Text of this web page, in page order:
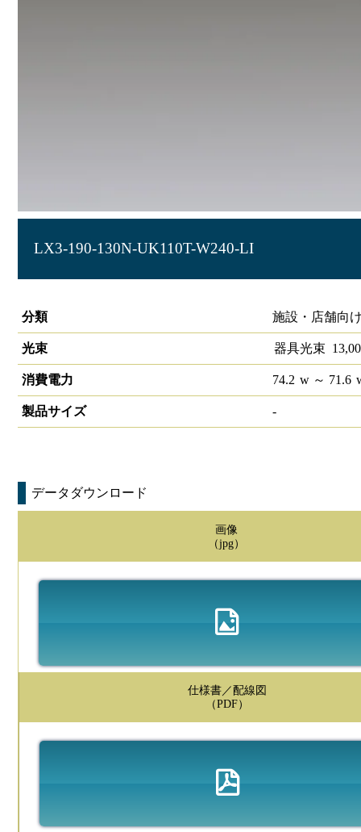
LX3-190-130N-UK110T-W240-LI
分類
施設・店舗向
光束 器具光束
消費電力 74.2 w～ 71.6
製品サイズ -
データダウンロード
画像
（jpg）
仕様書／配線図
（PDF）